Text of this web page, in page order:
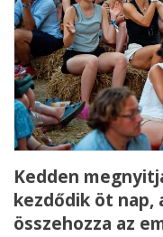
Kedden
kezdődik öt nap,
összehozza az